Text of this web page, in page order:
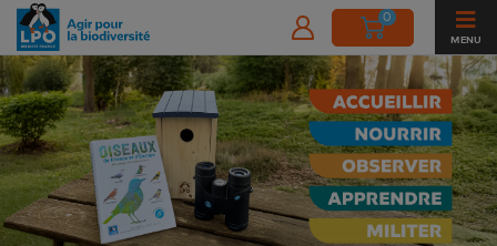
0
MENU
Boutique de la Ligue pour la